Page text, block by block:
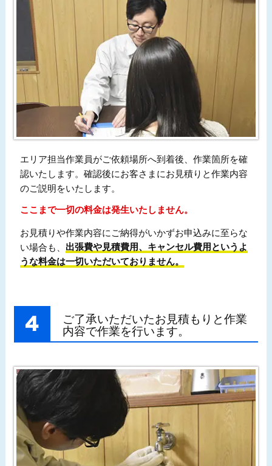
エリア担当作業員がご依頼場所へ到着後、作業箇所を確
認いたします。確認後にお客さまにお見積りと作業内容
のご説明をいたします。
ここまで一切の料金は発生いたしません。
お見積りや作業内容にご納得がいかずお申込みに至らな
い場合も、 出張費や見積費用、キャンセル費用というよ
うな料金は一切いただいておりません。
ご了承いただいたお見積もりと作業
内容で作業を行います。